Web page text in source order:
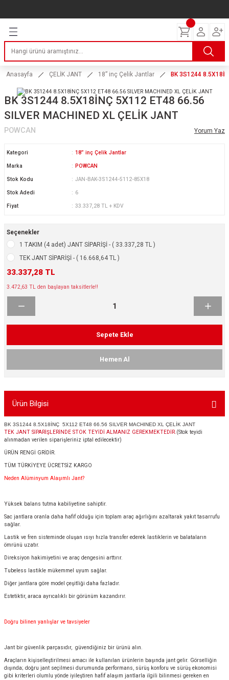
Lastikleri
Lastikleri
Hız Lastikleri
Çelik Jantlar
Jant
ve Fren Yağları
Anasayfa ÇELİK JANT 18” inç Çelik Jantlar BK 3S1244
BK 3S1244 8.5X18İNÇ 5X112 ET48 66.56
SILVER MACHINED XL ÇELİK JANT
POWCAN Yorum Yaz
Kategori 18” inç Çelik Jantlar
Marka POWCAN
Stok Kodu JAN-BAK-3S1244-5112-85X18
Stok Adedi 6
Fiyat 33.337,28 TL + KDV
Seçenekler
1 TAKIM (4 adet) JANT SİPARİŞİ - ( 33.337,28 TL )
TEK JANT SİPARİŞİ - ( 16.668,64 TL )
33.337,28 TL
3.472,63 TL den başlayan taksitlerle!!
Sepete Ekle
Hemen Al
Ürün Bilgisi
BK 3S1244 8.5X18İNÇ 5X112 ET48 66.56 SILVER MACHINED XL ÇELİK JANT
TEK JANT SİPARİŞLERİNDE STOK TEYİDİ ALMANIZ GEREKMEKTEDİR. (Stok teyidi
alınmadan verilen siparişleriniz iptal edilecektir)
ÜRÜN RENGİ GRİDİR.
TÜM TÜRKİYEYE ÜCRETSİZ KARGO
Neden Alüminyum Alaşımlı Jant?
Yüksek balans tutma kabiliyetine sahiptir.
Sac jantlara oranla daha hafif olduğu için toplam araç ağırlığını azaltarak yakıt tasarrufu
sağlar.
Lastik ve fren sisteminde oluşan ısıyı hızla transfer ederek lastiklerin ve balataların
ömrünü uzatır.
Direksiyon hakimiyetini ve araç dengesini arttırır.
Tubeless lastikle mükemmel uyum sağlar.
Diğer jantlara göre model çeşitliği daha fazladır.
Estetiktir, araca ayrıcalıklı bir görünüm kazandırır.
Doğru bilinen yanlışlar ve tavsiyeler
Jant bir güvenlik parçasıdır, güvendiğiniz bir ürünü alın.
Araçların kişiselleştirilmesi amacı ile kullanılan ürünlerin başında jant gelir. Görselliğin
dışında; doğru jant seçilmesi durumunda performans, sürüş konforu ve sürüş ekonomisi
gibi kriterleri olumlu yönde iyileştiren hafif alaşım jantlarla ilgili bilinmesi gereken en